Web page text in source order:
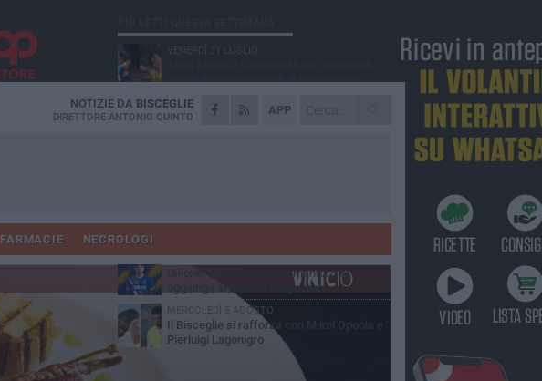
APP
NOTIZIE DA BISCEGLIE
DIRETTORE ANTONIO QUINTO
FARMACIE NECROLOGI
per gli Europei assoluti di Birmingham
LUNEDÌ 3 AGOSTO
Simone Franceschi, una solida certezza
Unione, in difesa arriva Francesco Lorusso
SABATO 1 AGOSTO
Unione, Michelangelo Lamanuzzi si
aggiunge al reparto dei portieri
MERCOLEDÌ 5 AGOSTO
Il Bisceglie si rafforza con Mikel Opoola e
Pierluigi Lagonigro